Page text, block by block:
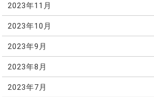
2023年11月
2023年10月
2023年9月
2023年8月
2023年7月